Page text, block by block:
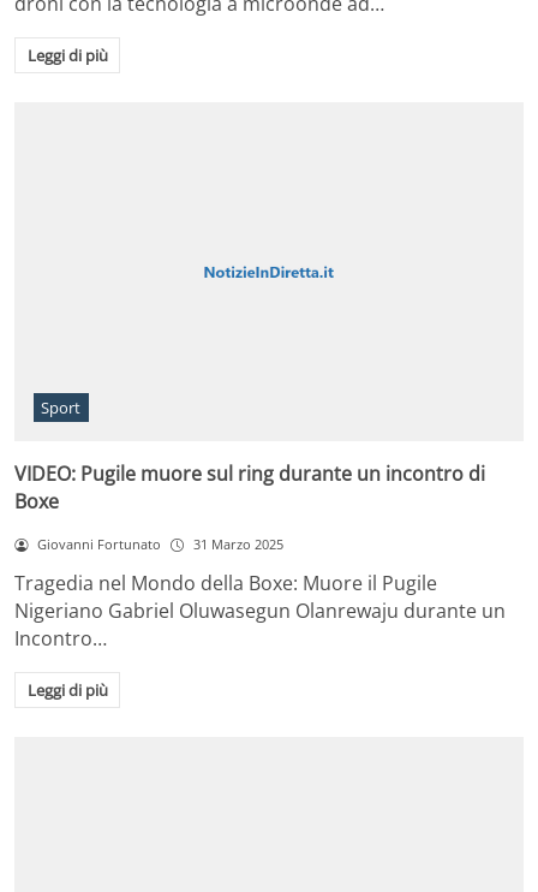
Leggi di più
Sport
VIDEO: Pugile muore sul ring durante un incontro di
Boxe
Giovanni Fortunato 31 Marzo 2025
Tragedia nel Mondo della Boxe: Muore il Pugile
Nigeriano Gabriel Oluwasegun Olanrewaju durante un
Incontro…
Leggi di più